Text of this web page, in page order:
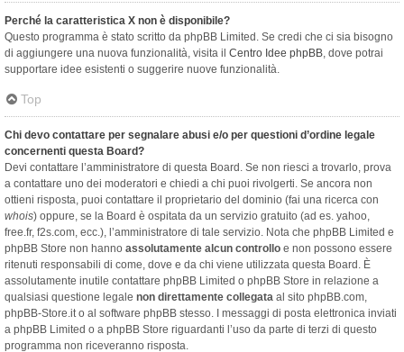
Perché la caratteristica X non è disponibile?
Questo programma è stato scritto da phpBB Limited. Se credi che ci sia bisogno
di aggiungere una nuova funzionalità, visita il Centro Idee phpBB, dove potrai
supportare idee esistenti o suggerire nuove funzionalità.
Top
Chi devo contattare per segnalare abusi e/o per questioni d’ordine legale
concernenti questa Board?
Devi contattare l’amministratore di questa Board. Se non riesci a trovarlo, prova
a contattare uno dei moderatori e chiedi a chi puoi rivolgerti. Se ancora non
ottieni risposta, puoi contattare il proprietario del dominio (fai una ricerca con
whois) oppure, se la Board è ospitata da un servizio gratuito (ad es. yahoo,
free.fr, f2s.com, ecc.), l’amministratore di tale servizio. Nota che phpBB Limited e
phpBB Store non hanno assolutamente alcun controllo e non possono essere
ritenuti responsabili di come, dove e da chi viene utilizzata questa Board. È
assolutamente inutile contattare phpBB Limited o phpBB Store in relazione a
qualsiasi questione legale non direttamente collegata al sito phpBB.com,
phpBB-Store.it o al software phpBB stesso. I messaggi di posta elettronica inviati
a phpBB Limited o a phpBB Store riguardanti l’uso da parte di terzi di questo
programma non riceveranno risposta.